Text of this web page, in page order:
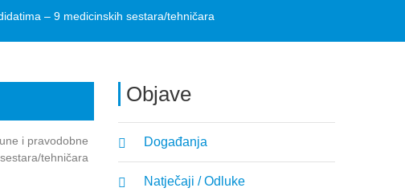
– 9 medicinskih sestara/tehničara
Objave
Događanja
Natječaji / Odluke
i pravodobne
tehničara